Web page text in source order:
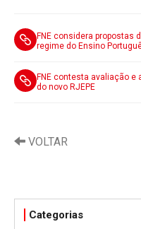
FNE considera propostas
regime do Ensino
FNE contesta avaliação
do novo RJEPE
VOLTAR
Categorias